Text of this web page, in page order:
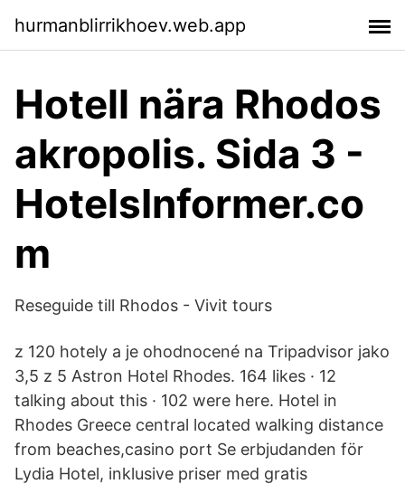
hurmanblirrikhoev.web.app
Hotell nära Rhodos
akropolis. Sida 3 -
HotelsInformer.co
m
Reseguide till Rhodos - Vivit tours
z 120 hotely a je ohodnocené na Tripadvisor jako
3,5 z 5 Astron Hotel Rhodes. 164 likes · 12
talking about this · 102 were here. Hotel in
Rhodes Greece central located walking distance
from beaches,casino port Se erbjudanden för
Lydia Hotel, inklusive priser med gratis